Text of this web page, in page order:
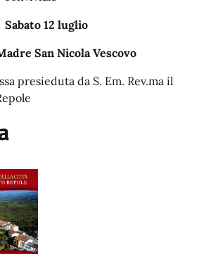
Sabato 12 luglio
San Nicola Vescovo
presieduta da S. Em. Rev.ma il